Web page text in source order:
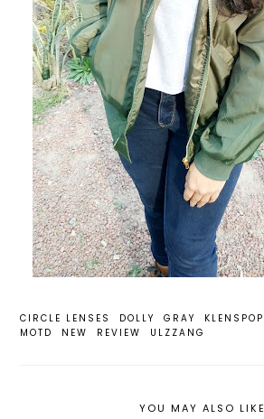
CIRCLE LENSES DOLLY GRAY KLENSPOP
MOTD
NEW REVIEW ULZZANG
YOU MAY ALSO LIKE